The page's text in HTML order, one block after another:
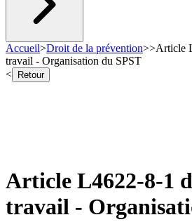
Accueil>Droit de la prévention>>Article
travail - Organisation du SPST
<
Retour
Article L4622-8-1
travail -